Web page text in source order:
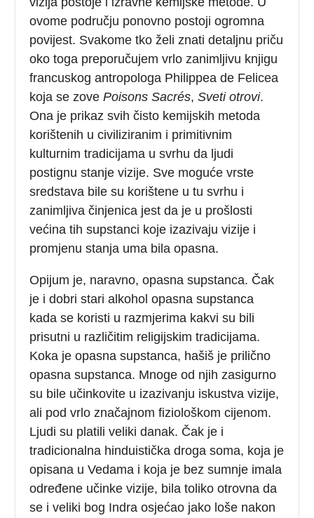
ovome području ponovno postoji ogromna
povijest. Svakome tko želi znati detaljnu priču
oko toga preporučujem vrlo zanimljivu knjigu
francuskog antropologa Philippea de Felicea
koja se zovePoisons Sacrés,Sveti otrovi.
Ona je prikaz svih čisto kemijskih metoda
korištenih u civiliziranim i primitivnim
kulturnim tradicijama u svrhu da ljudi
postignu stanje vizije. Sve moguće vrste
sredstava bile su korištene u tu svrhu i
zanimljiva činjenica jest da je u prošlosti
većina tih supstanci koje izazivaju vizije i
promjenu stanja uma bila opasna.
Opijum je, naravno, opasna supstanca. Čak
je i dobri stari alkohol opasna supstanca
kada se koristi u razmjerima kakvi su bili
prisutni u različitim religijskim tradicijama.
Koka je opasna supstanca, hašiš je prilično
opasna supstanca. Mnoge od njih zasigurno
su bile učinkovite u izazivanju iskustva vizije,
ali pod vrlo značajnom fiziološkom cijenom.
Ljudi su platili veliki danak. Čak je i
tradicionalna hinduistička droga soma, koja je
opisana u Vedama i koja je bez sumnje imala
određene učinke vizije, bila toliko otrovna da
se i veliki bog Indra osjećao jako loše nakon